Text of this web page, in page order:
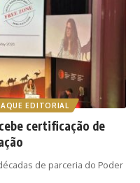
EDITORIAL
certificação de
de parceria do Poder